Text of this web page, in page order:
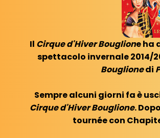
Il Cirque d'Hiver Bouglione ha
spettacolo invernale 2014/
Bouglionedi
Sempre alcuni giorni fa è
Cirque d'Hiver Bouglione.
tournée con